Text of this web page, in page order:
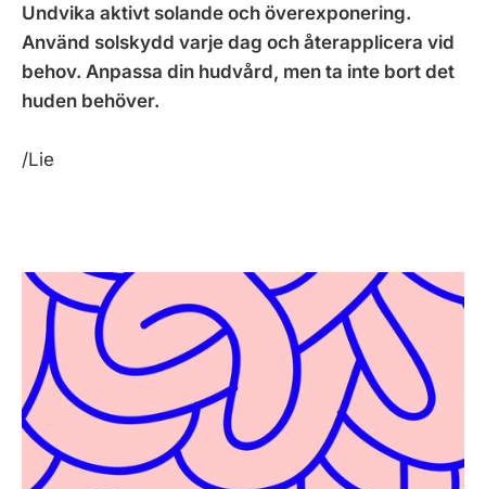
Undvika aktivt solande och överexponering.
Använd solskydd varje dag och återapplicera vid
behov. Anpassa din hudvård, men ta inte bort det
huden behöver.
/Lie